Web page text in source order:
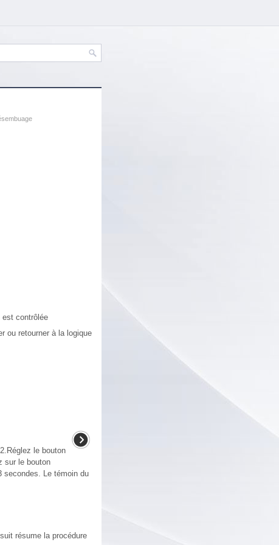
est contrôlée
ou retourner à la logique
le bouton
sur le bouton
secondes. Le témoin du
résume la procédure